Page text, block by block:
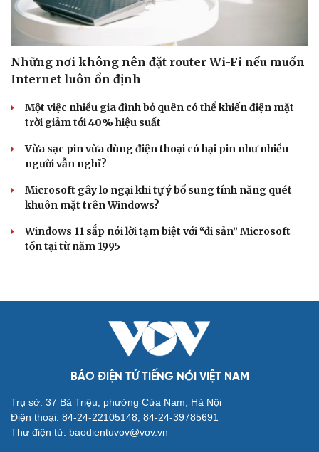
Những nơi không nên đặt router Wi-Fi nếu muốn
Internet luôn ổn định
Một việc nhiều gia đình bỏ quên có thể khiến điện mặt
trời giảm tới 40% hiệu suất
Vừa sạc pin vừa dùng điện thoại có hại pin như nhiều
người vẫn nghĩ?
Microsoft gây lo ngại khi tự ý bổ sung tính năng quét
khuôn mặt trên Windows?
Windows 11 sắp nói lời tạm biệt với “di sản” Microsoft
tồn tại từ năm 1995
BÁO ĐIỆN TỬ TIẾNG NÓI VIỆT NAM
Trụ sở: 37 Bà Triệu, phường Cửa Nam, Hà Nội
Điện thoại: 84-24-22105148, 84-24-39785691
Thư điện tử: baodientuvov@vov.vn